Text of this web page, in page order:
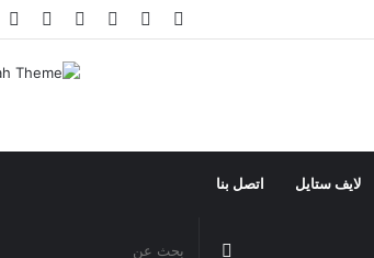
تيلقرام
انستقرام يوتيوب تويترفيسبوك
لايف ستايل اتصل بنا